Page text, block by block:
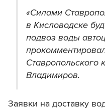
«Силами
в Кисловодске
подвоз воды
Ставропольского
Владимиров.
Заявки на доставку